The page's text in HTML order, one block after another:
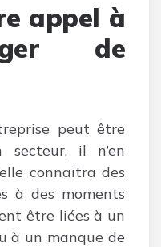
appel à
de
peut être
secteur, il n’en
connaitra des
à des moments
être liées à un
à un manque de